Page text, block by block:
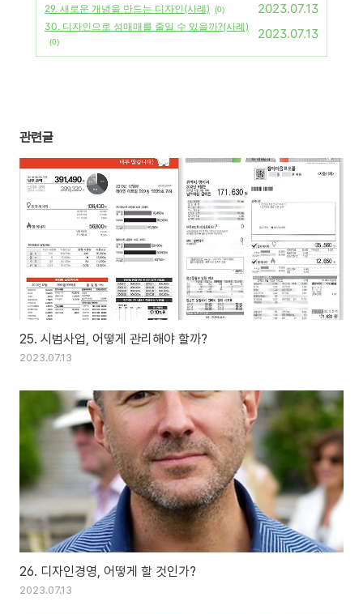
29. 새로운 개념을 만드는 디자인(사례) (0) 2023.07.13
30. 디자인으로 성매매를 줄일 수 있을까?(사례)
(0)
2023.07.13
관련글
25. 시범사업, 어떻게 관리해야 할까?
2023.07.13
26. 디자인경영, 어떻게 할 것인가?
2023.07.13